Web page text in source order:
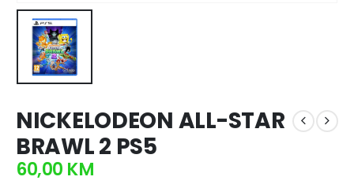
NICKELODEON ALL-STAR
BRAWL 2 PS5
60,00 KM